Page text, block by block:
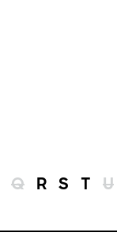
Q R S T U